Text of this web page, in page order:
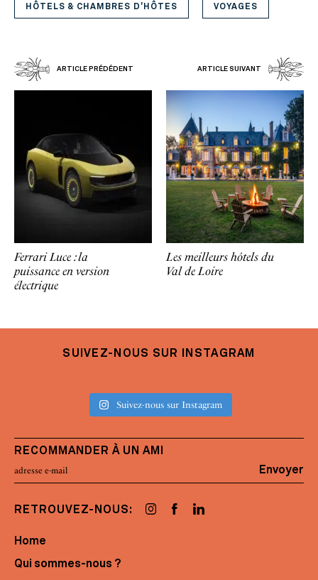
HÔTELS & CHAMBRES D'HÔTES VOYAGES
ARTICLE PRÉDÉDENT ARTICLE SUIVANT
Ferrari Luce : la
puissance en version
électrique
Les meilleurs hôtels du
Val de Loire
SUIVEZ-NOUS SUR INSTAGRAM
Suivez-nous sur Instagram
RECOMMANDER À UN AMI
Envoyer
RETROUVEZ-NOUS:
Home
Qui sommes-nous ?